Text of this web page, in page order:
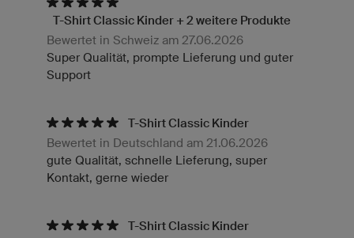
T-Shirt Classic Kinder + 2 weitere Produkte
Bewertet in Schweiz am 27.06.2026
Super Qualität, prompte Lieferung und guter
Support
T-Shirt Classic Kinder
Bewertet in Deutschland am 21.06.2026
gute Qualität, schnelle Lieferung, super
Kontakt, gerne wieder
T-Shirt Classic Kinder